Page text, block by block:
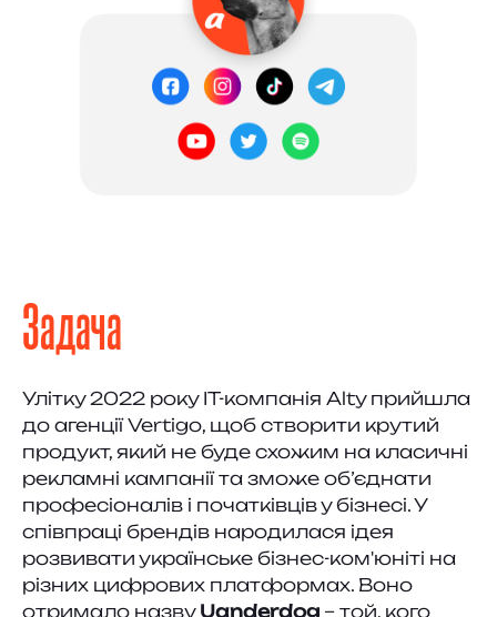
Задача
Улітку 2022 року IT-компанія Alty прийшла
до агенції Vertigo, щоб створити крутий
продукт, який не буде схожим на класичні
рекламні кампанії та зможе об’єднати
професіоналів і початківців у бізнесі. У
співпраці брендів народилася ідея
розвивати українське бізнес-ком'юніті на
різних цифрових платформах. Воно
отримало назву Uanderdog – той, кого